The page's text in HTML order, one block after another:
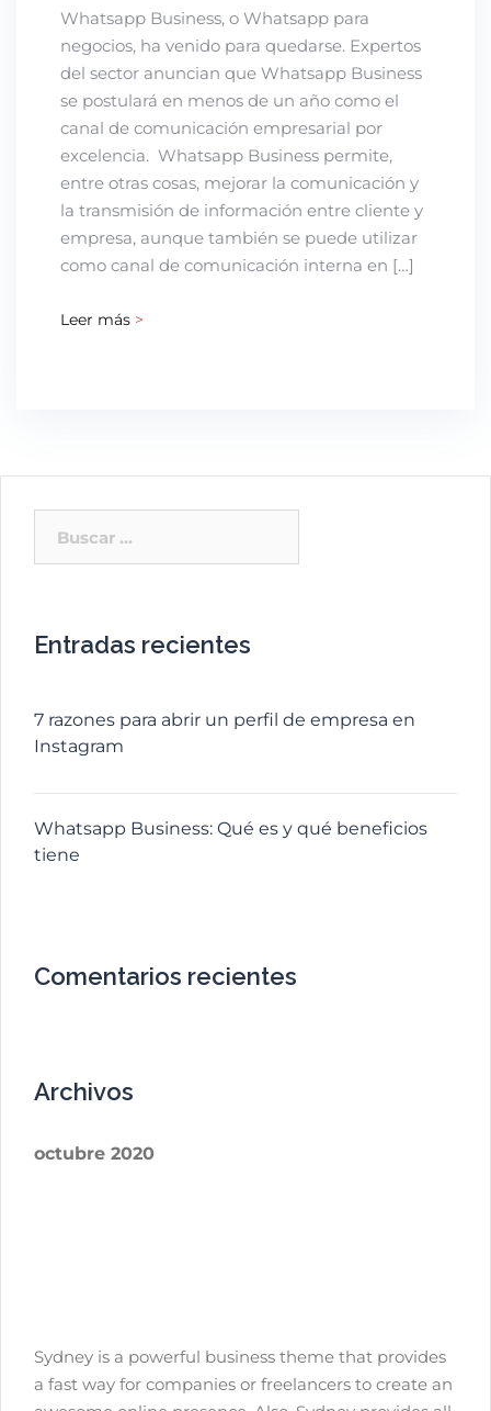
Whatsapp Business, o Whatsapp para
negocios, ha venido para quedarse. Expertos
del sector anuncian que Whatsapp Business
se postulará en menos de un año como el
canal de comunicación empresarial por
excelencia. Whatsapp Business permite,
entre otras cosas, mejorar la comunicación y
la transmisión de información entre cliente y
empresa, aunque también se puede utilizar
como canal de comunicación interna en […]
Leer más >
Entradas recientes
7 razones para abrir un perfil de empresa en
Instagram
Whatsapp Business: Qué es y qué beneficios
tiene
Comentarios recientes
Archivos
octubre 2020
Sydney is a powerful business theme that provides
a fast way for companies or freelancers to create an